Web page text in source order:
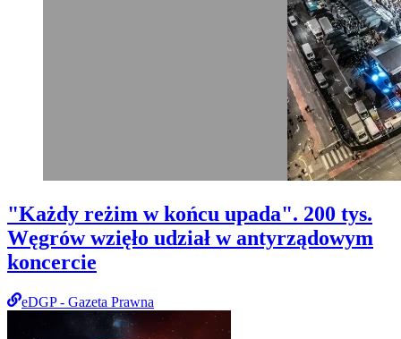
"Każdy reżim w końcu upada". 200 tys.
Węgrów wzięło udział w antyrządowym
koncercie
eDGP - Gazeta Prawna